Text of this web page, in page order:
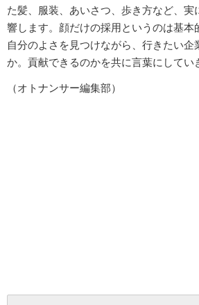
た髪、服装、あいさつ、歩き方など、実
響します。顔だけの採用というのは基本
自分のよさを見つけながら、行きたい企
か。貢献できるのかを共に言葉にしてい
（オトナンサー編集部）